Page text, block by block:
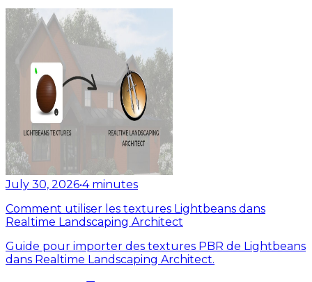
July 30, 2026•4 minutes
Comment utiliser les textures Lightbeans dans
Realtime Landscaping Architect
Guide pour importer des textures PBR de Lightbeans
dans Realtime Landscaping Architect.